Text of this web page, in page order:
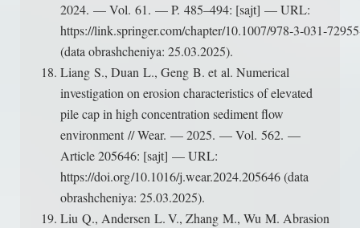
2024. — Vol. 61. — P. 485–494: [sajt] — URL:
https://link.springer.com/chapter/10.1007/
(data obrashcheniya: 25.03.2025).
Liang S., Duan L., Geng B. et al. Numerical
investigation on erosion characteristics of elevated
pile cap in high concentration sediment flow
environment // Wear. — 2025. — Vol. 562. —
Article 205646: [sajt] — URL:
https://doi.org /10.1016/j.wear.2024.205646 (data
obrashcheniya: 25.03.2025).
Liu Q., Andersen L. V., Zhang M., Wu M. Abrasion